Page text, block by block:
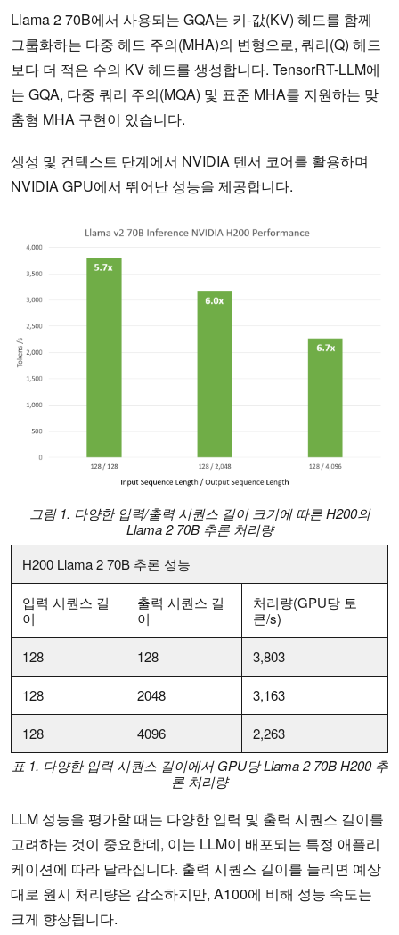
Llama 2 70B에서 사용되는 GQA는 키-값(KV) 헤드를 함께
그룹화하는 다중 헤드 주의(MHA)의 변형으로, 쿼리(Q) 헤드
보다 더 적은 수의 KV 헤드를 생성합니다. TensorRT-LLM에
는 GQA, 다중 쿼리 주의(MQA) 및 표준 MHA를 지원하는 맞
춤형 MHA 구현이 있습니다.
생성 및 컨텍스트 단계에서 NVIDIA 텐서 코어를 활용하며
NVIDIA GPU에서 뛰어난 성능을 제공합니다.
그림 1. 다양한 입력/출력 시퀀스 길이 크기에 따른 H200의
Llama 2 70B 추론 처리량
H200 Llama 2 70B 추론 성능
입력 시퀀스 길
이
출력 시퀀스 길
이
처리량(GPU당 토
큰/s)
128 128 3,803
128 2048 3,163
128 4096
2,263
표 1. 다양한 입력 시퀀스 길이에서 GPU당 Llama 2 70B H200 추
론 처리량
LLM 성능을 평가할 때는 다양한 입력 및 출력 시퀀스 길이를
고려하는 것이 중요한데, 이는 LLM이 배포되는 특정 애플리
케이션에 따라 달라집니다. 출력 시퀀스 길이를 늘리면 예상
대로 원시 처리량은 감소하지만, A100에 비해 성능 속도는
크게 향상됩니다.